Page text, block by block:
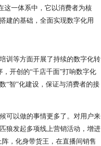
这一体系中，它以消费者为核
建的基础，全面实现数字化用
训等方面开展了持续的数字化转
开创的“千店千面”打响数字化
“智”化建设，保证与消费者的接
可以做的事情更多了。对用户来
狼发起多项线上营销活动，增进
，化身带货王，在直播间销售